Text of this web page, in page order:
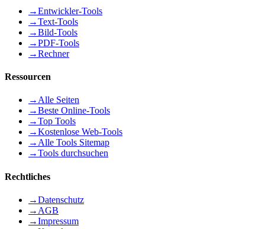
→Entwickler-Tools
→Text-Tools
→Bild-Tools
→PDF-Tools
→Rechner
Ressourcen
→ Alle Seiten
→Beste Online-Tools
→Top Tools
→Kostenlose Web-Tools
→ Alle Tools Sitemap
→Tools durchsuchen
Rechtliches
→Datenschutz
→ AGB
→Impressum